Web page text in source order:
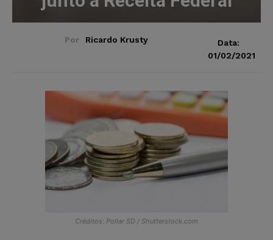
Por Ricardo Krusty
Data:
01/02/2021
Créditos: Pollar SD / Shutterstock.com